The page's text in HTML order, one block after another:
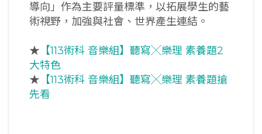
導向」作為主要評量標準，以拓展學生的藝
術視野，加強與社會、世界產生連結。
★ 【113術科 音樂組】聽寫╳樂理 素養題2
大特色
★ 【113術科 音樂組】聽寫╳樂理 素養題搶
先看